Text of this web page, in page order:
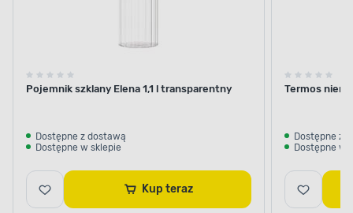
Pojemnik szklany Elena 1,1 l transparentny
Dostępne z dostawą
Dostępne w sklepie
Kup teraz
Termos
Dostępne z
Dostępne w